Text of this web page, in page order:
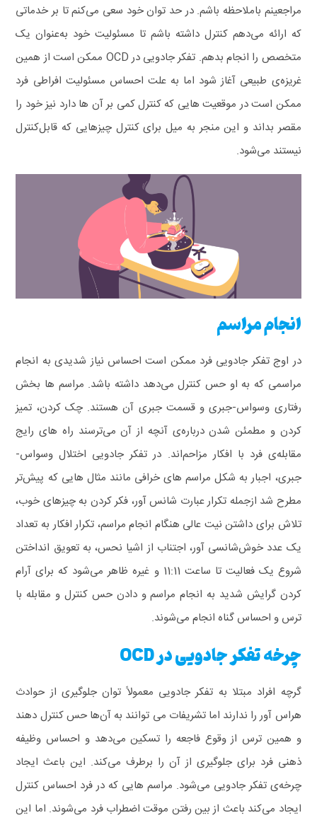
مراجعینم باملاحظه باشم. در حد توان خود سعی می‌کنم تا بر خدماتی
که ارائه می‌دهم کنترل داشته باشم تا مسئولیت خود به‌عنوان یک
متخصص را انجام بدهم.
تفکر جادویی در OCD ممکن است از همین
غریزه‌ی طبیعی آغاز شود اما به علت احساس مسئولیت افراطی فرد
ممکن است در موقعیت‌ هایی که کنترل کمی بر آن‌ ها دارد نیز خود را
مقصر بداند و این منجر به میل برای کنترل چیزهایی که قابل‌کنترل
نیستند می‌شود.
انجام مراسم
در اوج تفکر جادویی فرد ممکن است احساس نیاز شدیدی به انجام
مراسمی که به او حس کنترل می‌دهد داشته باشد. مراسم‌ ها بخش
رفتاری وسواس-جبری و قسمت جبری آن هستند. چک کردن، تمیز
کردن و مطمئن شدن درباره‌ی آنچه از آن می‌ترسند راه‌ های رایج
مقابله‌ی فرد با افکار مزاحم‌اند. در تفکر جادویی اختلال وسواس-
جبری، اجبار به شکل مراسم‌ های خرافی مانند مثال‌ هایی که پیش‌تر
مطرح شد ازجمله تکرار عبارت شانس آور، فکر کردن به چیزهای خوب،
تلاش برای داشتن نیت عالی هنگام انجام مراسم، تکرار افکار به تعداد
یک عدد خوش‌شانسی آور، اجتناب از اشیا نحس، به تعویق انداختن
شروع یک فعالیت تا ساعت 11:11 و غیره ظاهر می‌شود که برای آرام
کردن گرایش شدید به انجام مراسم و دادن حس کنترل و مقابله با
ترس و احساس گناه انجام می‌شوند.
چرخه تفکر جادویی در OCD
گرچه افراد مبتلا به تفکر جادویی معمولاً توان جلوگیری از حوادث
هراس‌ آور را ندارند اما تشریفات می‌ توانند به آن‌ها حس کنترل دهند
و همین ترس از وقوع فاجعه را تسکین می‌دهد و احساس وظیفه
ذهنی فرد برای جلوگیری از آن را برطرف می‌کند. این باعث ایجاد
چرخه‌ی تفکر جادویی می‌شود. مراسم‌ هایی که در فرد احساس کنترل
ایجاد می‌کند باعث از بین رفتن موقت اضطراب فرد می‌شوند. اما این